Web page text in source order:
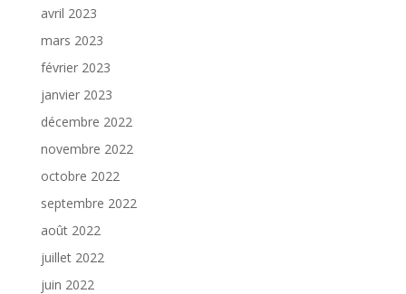
avril 2023
mars 2023
février 2023
janvier 2023
décembre 2022
novembre 2022
octobre 2022
septembre 2022
août 2022
juillet 2022
juin 2022